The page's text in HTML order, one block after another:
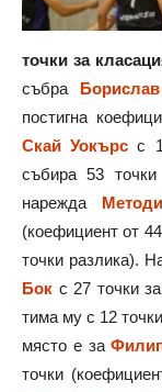
точки за
събра
постигна
Скай Уокърс с
събира 53
нарежда
(коефициент от
точки разлика).
Бок с 27 точки
тима му с 12
място е за
точки